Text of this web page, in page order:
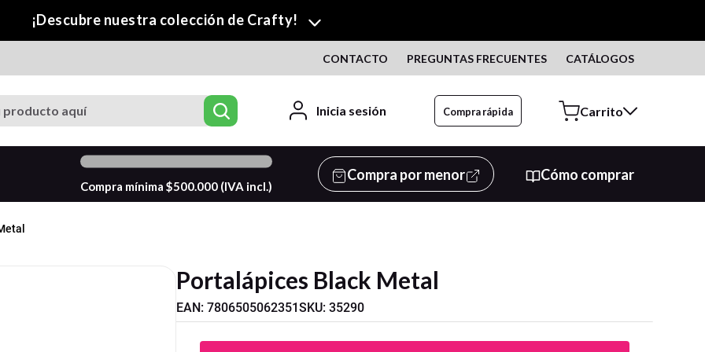
¡Descubre nuestra colección de Crafty!
CONTACTO PREGUNTAS FRECUENTES CATÁLOGOS
aquí
Inicia sesión Compra rápida
Compra mínima $500.000(IVA incl.)
Compra por menor Cómo comprar
Portalápices Black Metal
EAN: 7806505062351SKU: 35290